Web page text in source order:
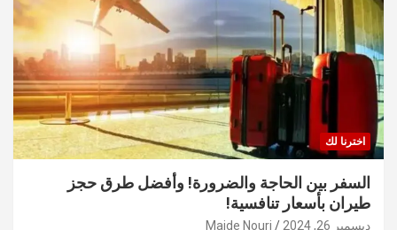
اخترنا لك
السفر بين الحاجة والضرورة! وأفضل طرق حجز
طيران بأسعار تنافسية!
ديسمبر 26, 2024 Majde Nouri